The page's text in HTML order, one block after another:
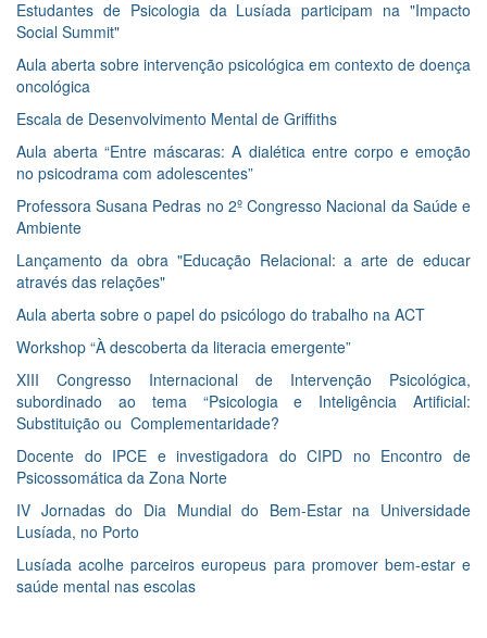
Estudantes de Psicologia da Lusíada participam na "Impacto
Social Summit"
Aula aberta sobre intervenção psicológica em contexto de doença
oncológica
Escala de Desenvolvimento Mental de Griffiths
Aula aberta “Entre máscaras: A dialética entre corpo e emoção
no psicodrama com adolescentes”
Professora Susana Pedras no 2º Congresso Nacional da Saúde e
Ambiente
Lançamento da obra "Educação Relacional: a arte de educar
através das relações"
Aula aberta sobre o papel do psicólogo do trabalho na ACT
Workshop “À descoberta da literacia emergente”
XIII Congresso Internacional de Intervenção Psicológica,
subordinado ao tema “Psicologia e Inteligência Artificial:
Substituição ou Complementaridade?
Docente do IPCE e investigadora do CIPD no Encontro de
Psicossomática da Zona Norte
IV Jornadas do Dia Mundial do Bem-Estar na Universidade
Lusíada, no Porto
Lusíada acolhe parceiros europeus para promover bem-estar e
saúde mental nas escolas